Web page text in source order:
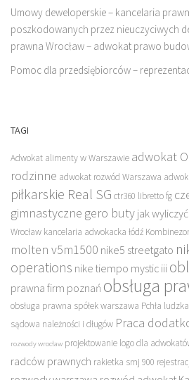
Umowy deweloperskie – kancelaria
poszkodowanych przez nieuczyciwych
prawna Wrocław – adwokat prawo
Pomoc dla przedsiębiorców –
TAGI
Adwokat alimenty w Warszawie adwokat
rodzinne adwokat rozwód Warszawa
piłkarskie Real SG ctr360 libretto fg
gimnastyczne gero buty jak wyliczyć
Wrocław kancelaria adwokacka łódź
molten v5m1500 nike5 streetgato
operations nike tiempo mystic iii
prawna firm poznań obsługa
obsługa prawna spółek warszawa Pchła ludzka
sądowa należności i długów Praca
rozwody wrocław projektowanie logo dla
radców prawnych rakietka smj 900